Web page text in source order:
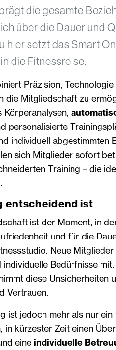
die gesamte
über die Dauer und
hier setzt das Smart
die Fitnessreise.
Präzision,
die Mitgliedschaft zu
Körperanalysen,
personalisierte
individuell abgestimmten
sich Mitglieder sofort
Training – die
entscheidend ist
ist der Moment, in
und für die
Neue
individuelle Bedürfnisse
diese Unsicherheiten
Vertrauen.
ist jedoch mehr als nur ein
in kürzester Zeit einen
eine individuelle